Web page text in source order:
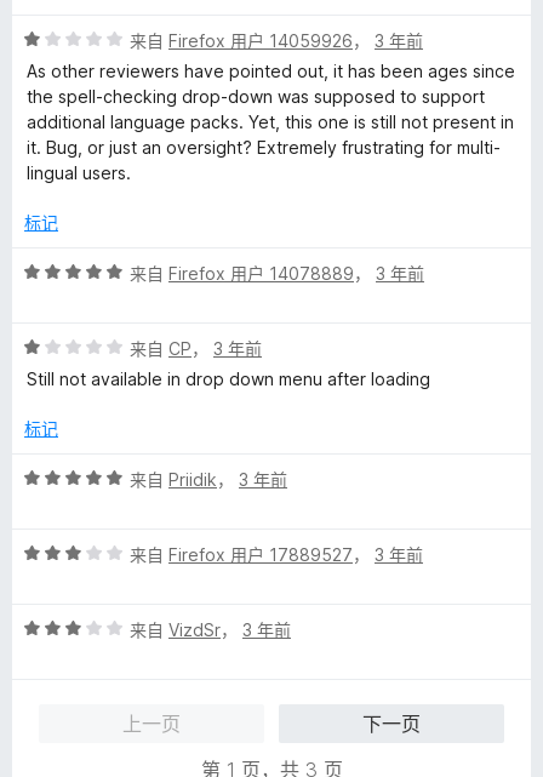
评
分
1
/
5
来自 Firefox 用户 14059926， 3 年前
As other reviewers have pointed out, it has been ages since
the spell-checking drop-down was supposed to support
additional language packs. Yet, this one is still not present in
it. Bug, or just an oversight? Extremely frustrating for multi-
lingual users.
标记
评
/
5
来自 Firefox 用户 14078889， 3 年前
评
分
/
来自 CP， 3 年前
Still not available in drop down menu after loading
标记
评
/
来自 Priidik， 3 年前
评
/
来自 Firefox 用户 17889527， 3 年前
评
来自 VizdSr， 3 年前
上一页
下一页
第 1 页，共 3 页